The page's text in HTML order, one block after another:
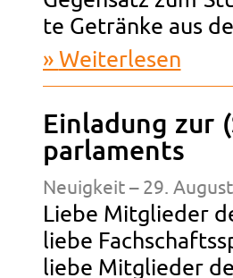
te Ge­trän­ke aus
Wei­ter­le­sen
Ein­la­dung zur
par­la­ments
Neu­ig­keit – 29.
Liebe Mit­glie­der
liebe
liebe Mit­glie­der